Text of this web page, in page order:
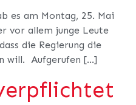
es am Montag, 25. Mai
vor allem junge Leute
die Regierung die
will. Aufgerufen […]